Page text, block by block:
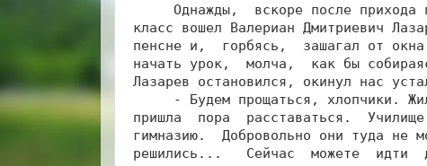
Однажды,  вскоре после прихода
класс вошел Валериан Дмитриевич
пенсне и,  горбясь,  зашагал от
начать урок,  молча,  как бы
Лазарев остановился, окинул нас
- Будем прощаться, хлопчики.
пришла  пора  расставаться.
гимназию.  Добровольно они туда не
решились...   Сейчас  можете  идти